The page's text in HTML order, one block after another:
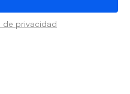
de privacidad